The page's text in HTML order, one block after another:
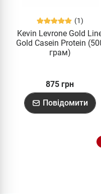
(1)
Kevin Levrone Gold
Gold Casein Protein
грам)
875 грн
Повідомити